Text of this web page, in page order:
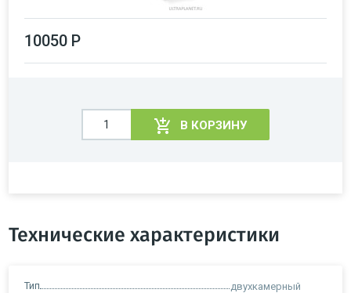
10050 Р
В КОРЗИНУ
Технические характеристики
Тип двухкамерный